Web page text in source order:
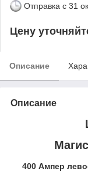
Отправка с 31
Цену
Описание
Описание
400 Ампер